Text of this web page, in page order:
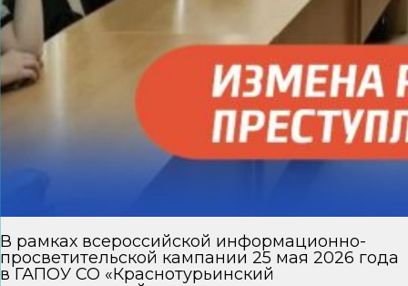
В рамках всероссийской информационно-
просветительской кампании 25 мая 2026 года
в ГАПОУ СО «Краснотурьинский